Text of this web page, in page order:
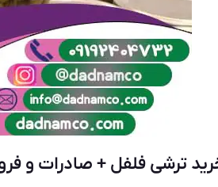
ترشی فلفل + صادرات و